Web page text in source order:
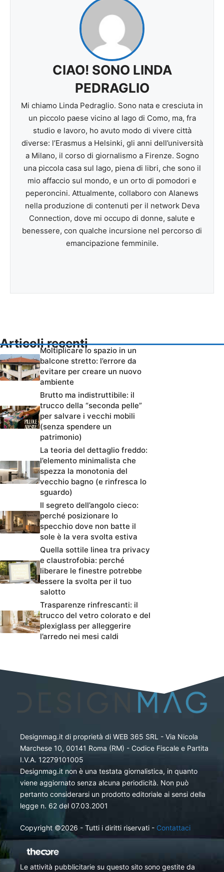
CIAO! SONO LINDA
PEDRAGLIO
Mi chiamo Linda Pedraglio. Sono nata e cresciuta in
un piccolo paese vicino al lago di Como, ma, fra
studio e lavoro, ho avuto modo di vivere città
diverse: l’Erasmus a Helsinki, gli anni dell’università
a Milano, il corso di giornalismo a Firenze. Sogno
una piccola casa sul lago, piena di libri, che sono il
mio affaccio sul mondo, e un orto di pomodori e
peperoncini. Attualmente, collaboro con Alanews
nella produzione di contenuti per il network Deva
Connection, dove mi occupo di donne, salute e
benessere, con qualche incursione nel percorso di
emancipazione femminile.
Articoli recenti
Moltiplicare lo spazio in un
balcone stretto: l’errore da
evitare per creare un nuovo
ambiente
Brutto ma indistruttibile: il
trucco della “seconda pelle”
per salvare i vecchi mobili
(senza spendere un
patrimonio)
La teoria del dettaglio freddo:
l’elemento minimalista che
spezza la monotonia del
vecchio bagno (e rinfresca lo
sguardo)
Il segreto dell’angolo cieco:
perché posizionare lo
specchio dove non batte il
sole è la vera svolta estiva
Quella sottile linea tra privacy
e claustrofobia: perché
liberare le finestre potrebbe
essere la svolta per il tuo
salotto
Trasparenze rinfrescanti: il
trucco del vetro colorato e del
plexiglass per alleggerire
l’arredo nei mesi caldi
Designmag.it di proprietà di WEB 365 SRL - Via Nicola
Marchese 10, 00141 Roma (RM) - Codice Fiscale e Partita
I.V.A. 12279101005
Designmag.it non è una testata giornalistica, in quanto
viene aggiornato senza alcuna periodicità. Non può
pertanto considerarsi un prodotto editoriale ai sensi della
legge n. 62 del 07.03.2001
Copyright ©2026 - Tutti i diritti riservati - Contattaci
Le attività pubblicitarie su questo sito sono gestite da